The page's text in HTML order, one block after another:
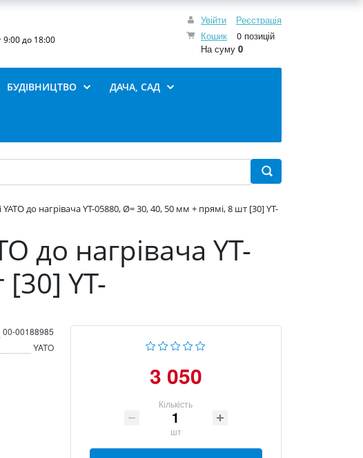
Увійти
Реєстрація
Кошик
0 позицій
На суму 0
до 18:00
БУДІВНИЦТВО ДАЧА, САД
YATO до нагрівача YT-05880, Ø= 30, 40, 50 мм + прямі, 8 шт [30] YT-
до нагрівача YT-
YT-
00-00188985
YATO
3 050
Кількість
шт